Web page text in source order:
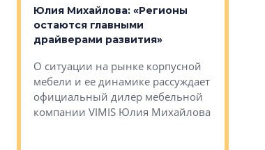
Юлия Михайлова: «Регионы
остаются главными
драйверами развития»
О ситуации на рынке корпусной
мебели и ее динамике рассуждает
официальный дилер мебельной
компании VIMIS Юлия Михайлова